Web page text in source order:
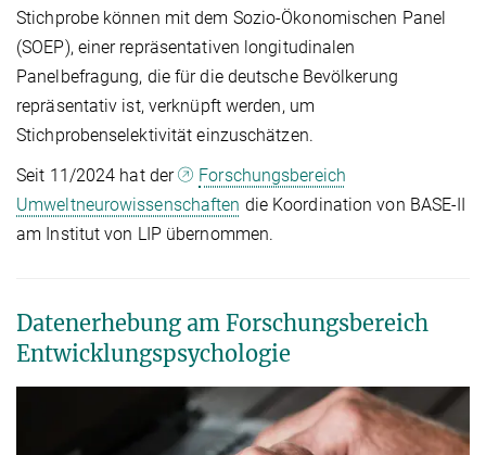
Stichprobe können mit dem Sozio-Ökonomischen Panel
(SOEP), einer repräsentativen longitudinalen
Panelbefragung, die für die deutsche Bevölkerung
repräsentativ ist, verknüpft werden, um
Stichprobenselektivität einzuschätzen.
Seit 11/2024 hat der
Forschungsbereich
Umweltneurowissenschaften die Koordination von BASE-II
am Institut von LIP übernommen.
Datenerhebung am Forschungsbereich
Entwicklungspsychologie